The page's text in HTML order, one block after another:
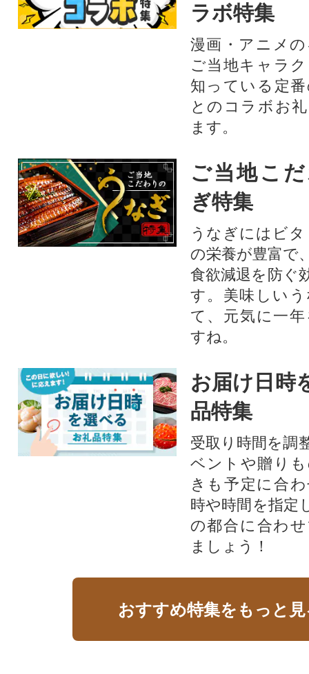
ラボ特集
漫画・アニメ
ご当地キャラ
知っている定
とのコラボお
ます。​
ご当地こ
ぎ特集
うなぎにはビ
の栄養が豊富で
食欲減退を防ぐ
す。美味しい
て、元気に一
すね。
お届け日時
品特集
受取り時間を調
ベントや贈り
きも予定に合
時や時間を指定
の都合に合わ
ましょう！
おすすめ特集をもっと